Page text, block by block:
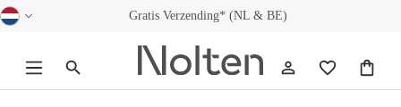
Gratis Verzending* (NL & BE)